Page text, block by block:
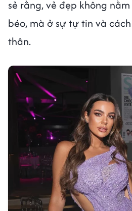
sẻ rằng, vẻ đẹp không
béo, mà ở sự tự tin và
thân.